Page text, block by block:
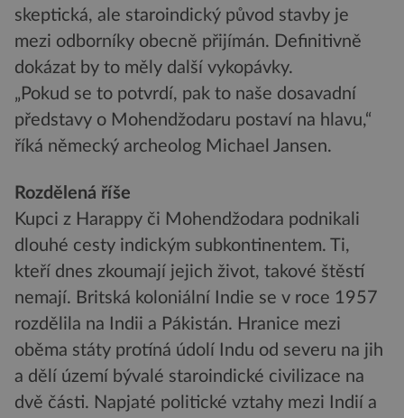
skeptická, ale staroindický původ stavby je
mezi odborníky obecně přijímán. Definitivně
dokázat by to měly další vykopávky.
„Pokud se to potvrdí, pak to naše dosavadní
představy o Mohendžodaru postaví na hlavu,“
říká německý archeolog Michael Jansen.
Rozdělená říše
Kupci z Harappy či Mohendžodara podnikali
dlouhé cesty indickým subkontinentem. Ti,
kteří dnes zkoumají jejich život, takové štěstí
nemají. Britská koloniální Indie se v roce 1957
rozdělila na Indii a Pákistán. Hranice mezi
oběma státy protíná údolí Indu od severu na jih
a dělí území bývalé staroindické civilizace na
dvě části. Napjaté politické vztahy mezi Indií a